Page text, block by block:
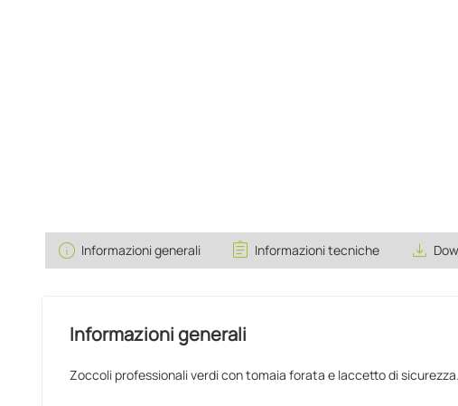
info Informazioni generali assignment Informazioni tecniche save_alt
Informazioni generali
Zoccoli professionali verdi con tomaia forata e laccetto di sicurezza.